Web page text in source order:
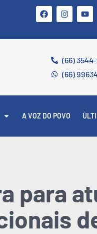
(66)
(66)
A VOZ DO POVO
para